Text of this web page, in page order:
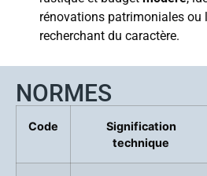
rénovations patrimoniales ou
recherchant du caractère.
NORMES
Code
Signification
technique